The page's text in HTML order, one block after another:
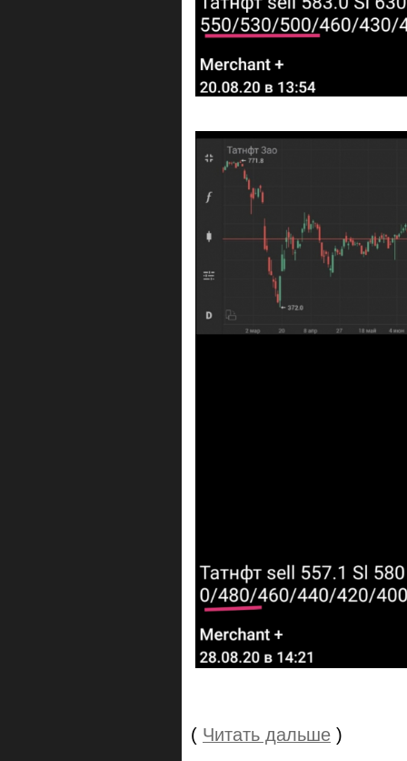
( Читать дальше )